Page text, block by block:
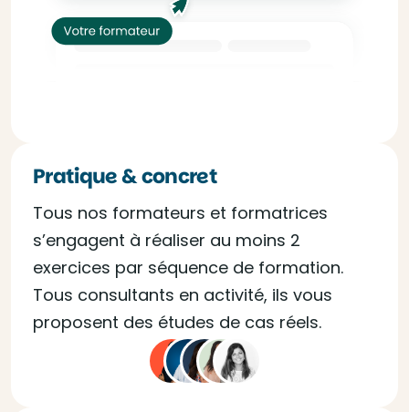
Pratique & concret
Tous nos formateurs et formatrices
s’engagent à réaliser au moins 2
exercices par séquence de formation.
Tous consultants en activité, ils vous
proposent des études de cas réels.